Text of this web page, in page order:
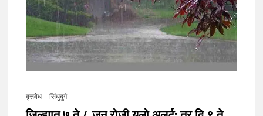
वृत्तवेध सिंधुदुर्ग